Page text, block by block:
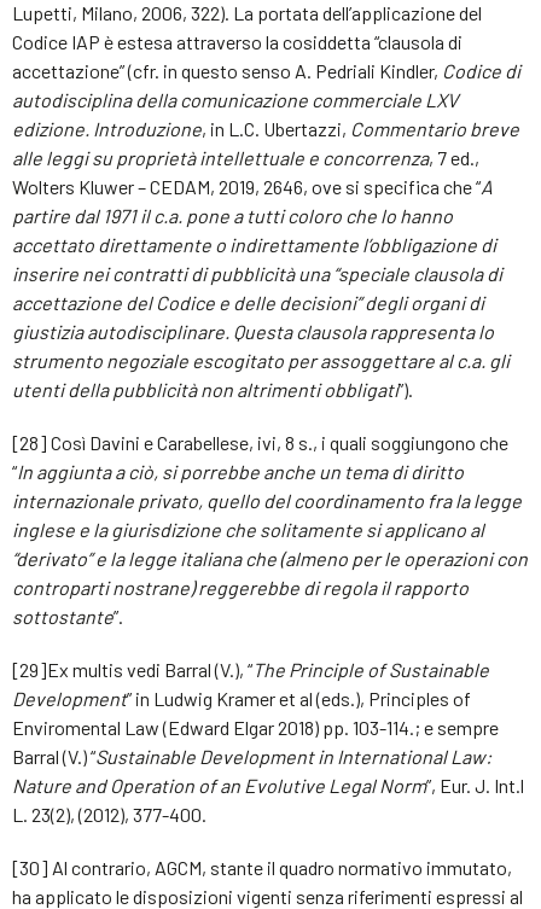
Lupetti, Milano, 2006, 322). La portata dell’applicazione del
Codice IAP è estesa attraverso la cosiddetta “clausola di
accettazione” (cfr. in questo senso A. Pedriali Kindler, Codice di
autodisciplina della comunicazione commerciale LXV
edizione. Introduzione, in L.C. Ubertazzi, Commentario breve
alle leggi su proprietà intellettuale e concorrenza, 7 ed.,
Wolters Kluwer – CEDAM, 2019, 2646, ove si specifica che “A
partire dal 1971 il c.a. pone a tutti coloro che lo hanno
accettato direttamente o indirettamente l’obbligazione di
inserire nei contratti di pubblicità una “speciale clausola di
accettazione del Codice e delle decisioni” degli organi di
giustizia autodisciplinare. Questa clausola rappresenta lo
strumento negoziale escogitato per assoggettare al c.a. gli
utenti della pubblicità non altrimenti obbligati”).
[28] Così Davini e Carabellese, ivi, 8 s., i quali soggiungono che
“In aggiunta a ciò, si porrebbe anche un tema di diritto
internazionale privato, quello del coordinamento fra la legge
inglese e la giurisdizione che solitamente si applicano al
“derivato” e la legge italiana che (almeno per le operazioni con
controparti nostrane) reggerebbe di regola il rapporto
sottostante”.
[29]Ex multis vedi Barral (V.), “The Principle of Sustainable
Development” in Ludwig Kramer et al (eds.), Principles of
Enviromental Law (Edward Elgar 2018) pp. 103-114.; e sempre
Barral (V.) “Sustainable Development in International Law:
Nature and Operation of an Evolutive Legal Norm”, Eur. J. Int.l
L. 23(2), (2012), 377-400.
[30] Al contrario, AGCM, stante il quadro normativo immutato,
ha applicato le disposizioni vigenti senza riferimenti espressi al